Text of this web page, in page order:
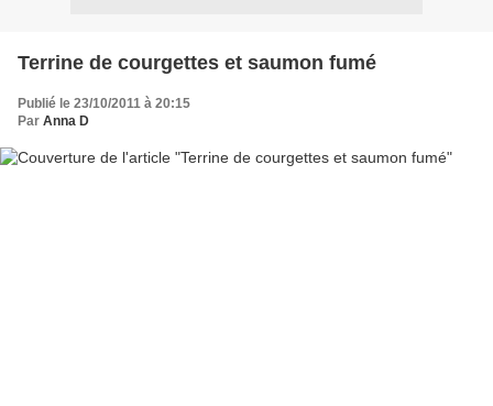
Terrine de courgettes et saumon fumé
Publié le 23/10/2011 à 20:15
Par Anna D